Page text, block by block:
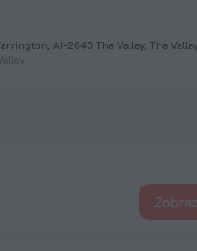
AI-2640 The Valley, The